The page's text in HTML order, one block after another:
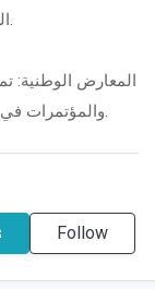
السوق المصري منذ عام 1997.
المعارض الوطنية:
والمؤتمرات في معرض مصر والتي تقام على أساس سنوي.
Follow